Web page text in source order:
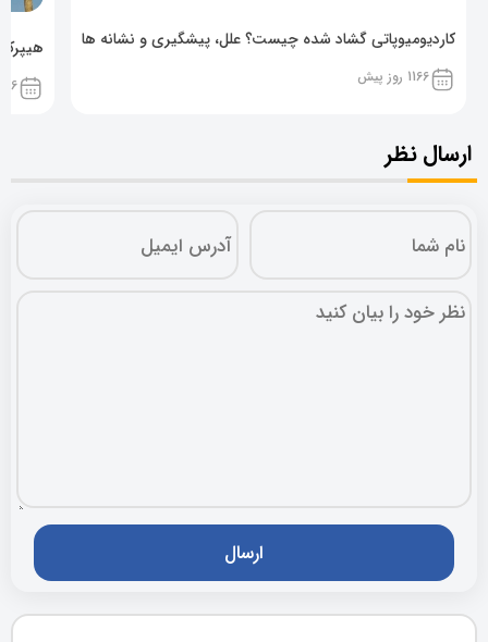
کاردیومیوپاتی گشاد شده چیست؟ علل، پیشگیری و نشانه ها
1166 روز پیش 1166
ارسال نظر